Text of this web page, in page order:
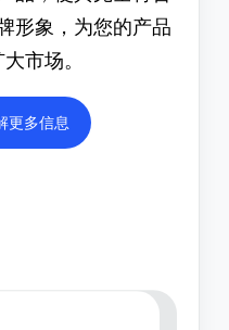
形象，为您的产品
市场。
更多信息